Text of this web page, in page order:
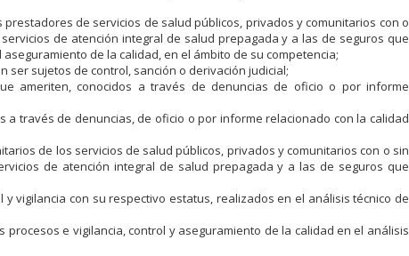
de servicios de salud públicos, privados y comunitarios con o
de atención integral de salud prepagada y a las de seguros que
de la calidad, en el ámbito de su competencia;
sujetos de control, sanción o derivación judicial;
ameriten, conocidos a través de denuncias de oficio o por informe
través de denuncias, de oficio o por informe relacionado con la calidad
de los servicios de salud públicos, privados y comunitarios con o sin
de atención integral de salud prepagada y a las de seguros que
vigilancia con su respectivo estatus, realizados en el análisis técnico de
e vigilancia, control y aseguramiento de la calidad en el análisis